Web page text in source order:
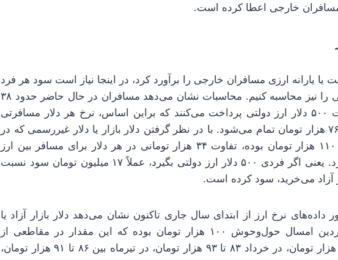
مسافران خارجی اعطا کرده است.
یا یارانه ارزی مسافران خارجی را برآورد کرد، در اینجا نیاز است سود هر فرد
از خرید ۵۰۰ دلار ارز دولتی را نیز محاسبه کنیم. محاسبات نشان می‌دهد مسافران در حال حاضر حدود ۳۸
میلیون تومان برای دریافت ۵۰۰ دلار ارز دولتی پرداخت می‌کنند که براین اساس، نرخ هر دلار مسافرتی
برای مسافر حول‌وحوش ۷۶ هزار تومان تمام می‌شود. با در نظر گرفتن دلار بازار یا دلار غیررسمی که در
روزهای اخیر حول‌وحوش ۱۱۰ هزار تومان بوده، تفاوت ۳۴ هزار تومانی در هر دلار برای مسافر بین ارز
دولتی و ارز آزاد وجود دارد. یعنی اگر فردی ۵۰۰ دلار ارز دولتی بگیرد، عملاً ۱۷ میلیون تومان سود نسبت
آزاد می‌خرید، سود کرده است.
داده‌های نرخ ارز از ابتدای سال جاری تاکنون نشان می‌دهد دلار بازار آزاد یا
غیررسمی در ابتدای فروردین امسال حول‌وحوش ۱۰۰ هزار تومان بوده که این مقدار در مقاطعی از
اردیبهشت حدود ۸۲ تا ۸۴ هزار تومان، در خرداد ۸۳ تا ۹۳ هزار تومان، در تیرماه بین ۸۶ تا ۹۱ هزار تومان،